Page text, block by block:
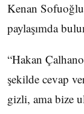
Kenan
paylaşımda
“Hakan
şekilde cevap
gizli, ama bize